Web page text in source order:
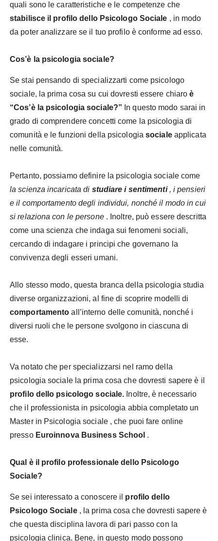
quali sono le caratteristiche e le competenze che
stabilisce il profilo dello Psicologo Sociale , in modo
da poter analizzare se il tuo profilo è conforme ad esso.
Cos’è la psicologia sociale?
Se stai pensando di specializzarti come psicologo
sociale, la prima cosa su cui dovresti essere chiaro è
“Cos’è la psicologia sociale?” In questo modo sarai in
grado di comprendere concetti come la psicologia di
comunità e le funzioni della psicologiasocialeapplicata
nelle comunità.
Pertanto, possiamo definire la psicologia sociale come
la scienza incaricata di studiare i sentimenti , i pensieri
e il comportamento degli individui, nonché il modo in cui
si relaziona con le persone . Inoltre, può essere descritta
come una scienza che indaga sui fenomeni sociali,
cercando di indagare i principi che governano la
convivenza degli esseri umani.
Allo stesso modo, questa branca della psicologia studia
diverse organizzazioni, al fine di scoprire modelli di
comportamento all’interno delle comunità, nonché i
diversi ruoli che le persone svolgono in ciascuna di
esse.
Va notato che per specializzarsi nel ramo della
psicologia sociale la prima cosa che dovresti sapere è il
profilo dello psicologo sociale. Inoltre, è necessario
che il professionista in psicologia abbia completato un
Master in Psicologia sociale , che puoi fare online
presso Euroinnova Business School .
Qual è il profilo professionale dello Psicologo
Sociale?
Se sei interessato a conoscere il profilo dello
Psicologo Sociale , la prima cosa che dovresti sapere è
che questa disciplina lavora di pari passo con la
psicologia clinica. Bene, in questo modo possono